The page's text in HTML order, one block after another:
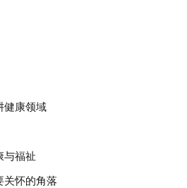
健康领域
与福祉
关怀的角落